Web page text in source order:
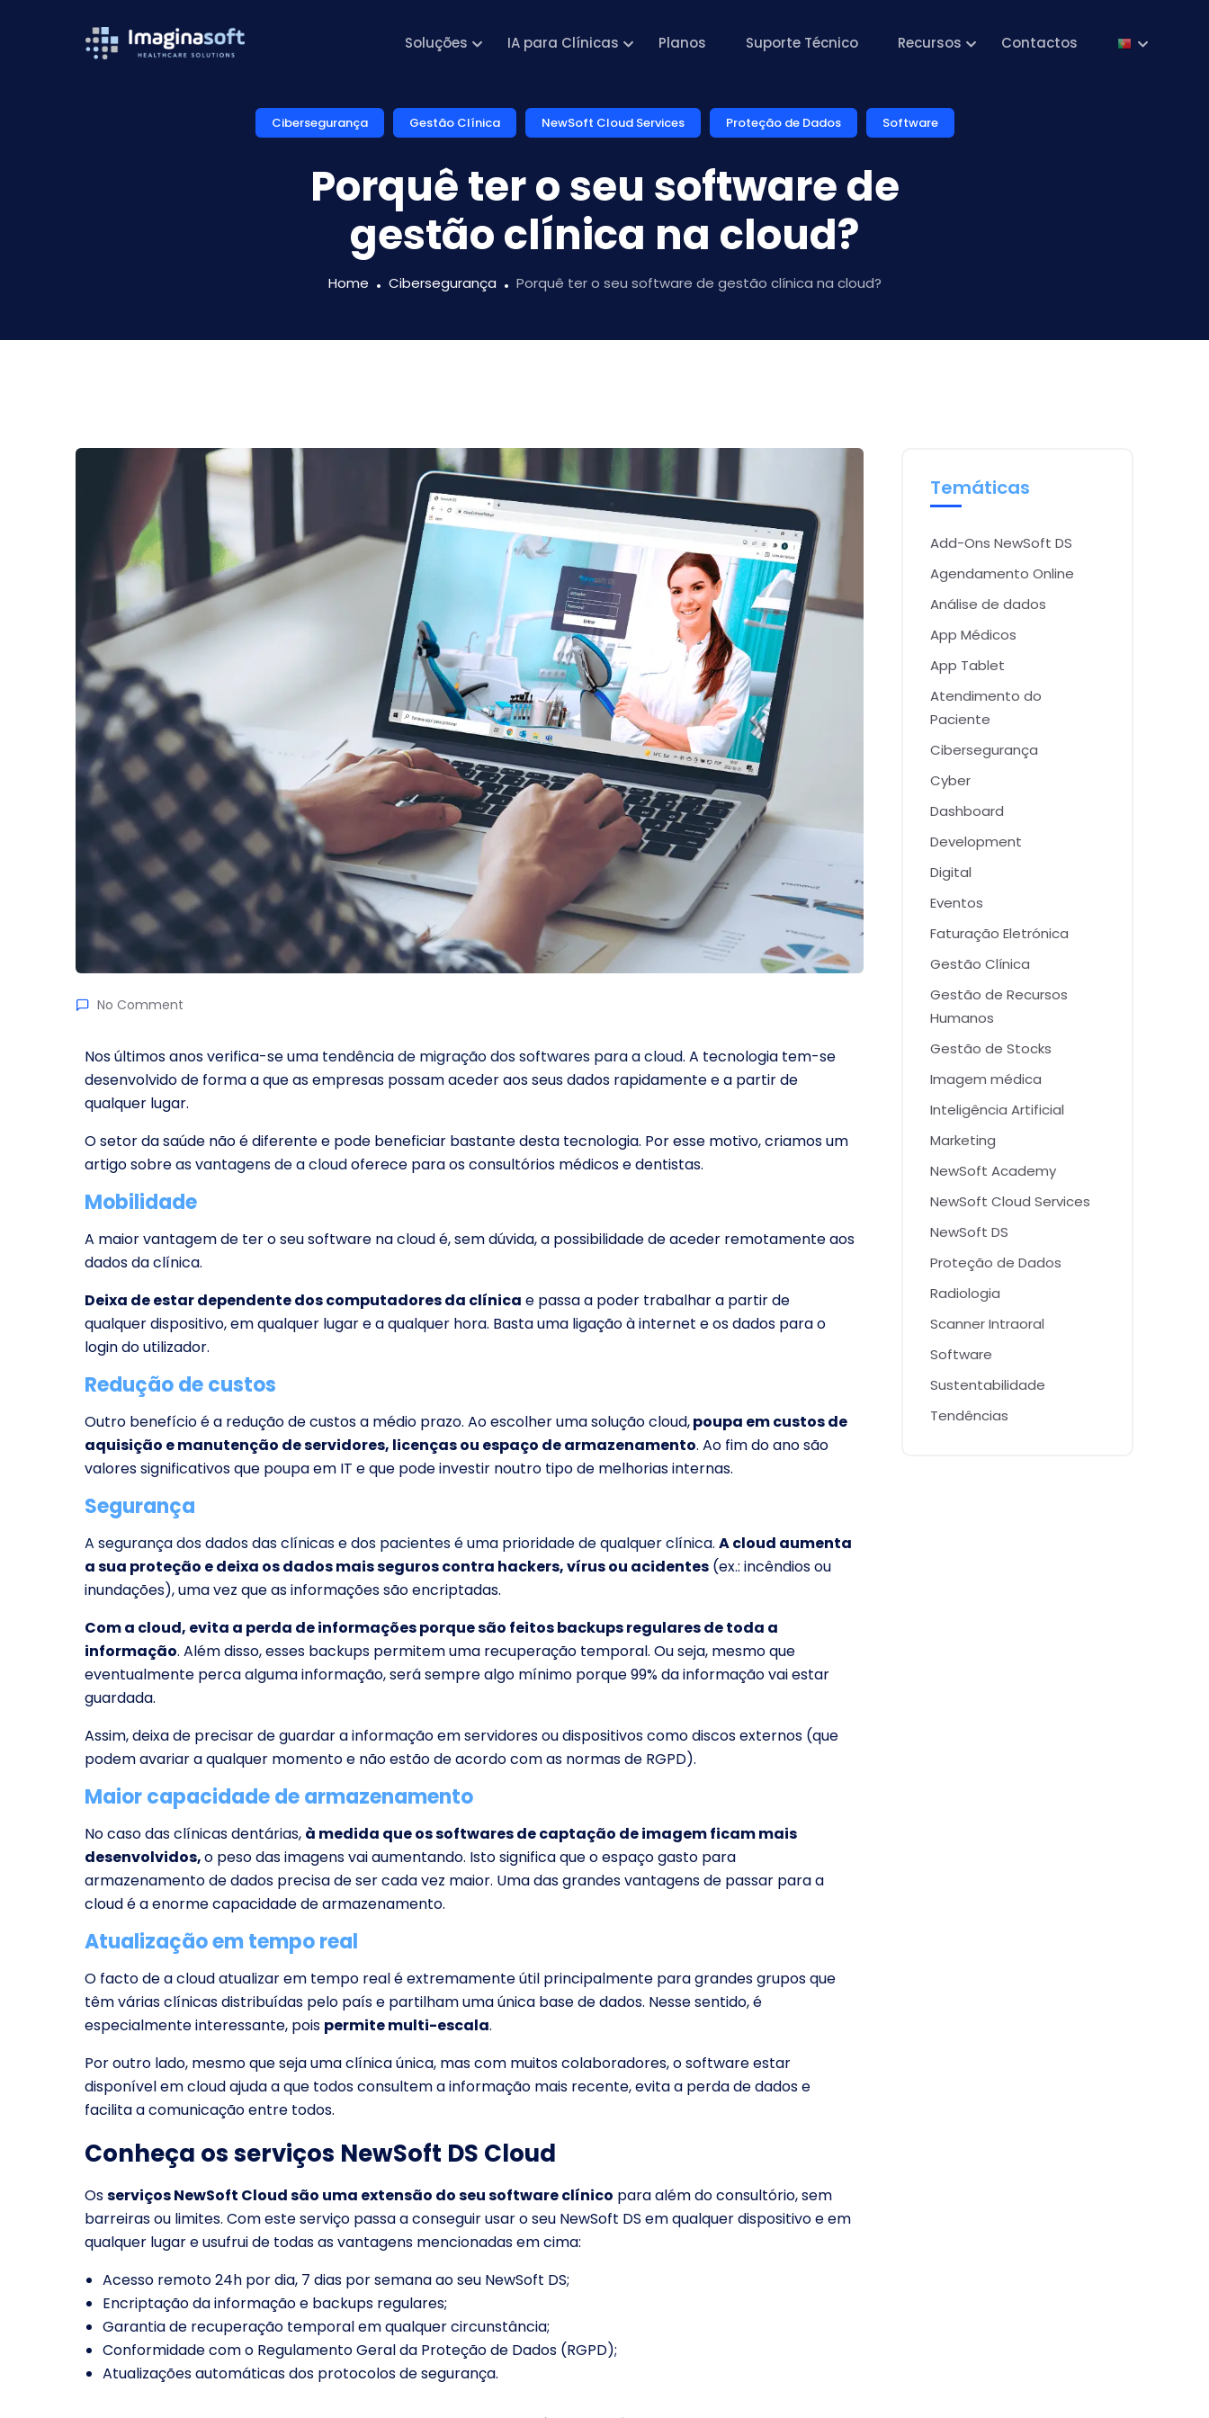
Soluções IA para Clínicas Planos Suporte Técnico Recursos Contactos
Cibersegurança Gestão Clínica NewSoft Cloud Services Proteção de Dados Software
Porquê ter o seu software de
gestão clínica na cloud?
Home Cibersegurança Porquê ter o seu software de gestão clínica na cloud?
No Comment
Nos últimos anos verifica-se uma tendência de migração dos softwares para a cloud. A tecnologia tem-se
desenvolvido de forma a que as empresas possam aceder aos seus dados rapidamente e a partir de
qualquer lugar.
O setor da saúde não é diferente e pode beneficiar bastante desta tecnologia. Por esse motivo, criamos um
artigo sobreas vantagens de a cloudoferece para os consultórios médicos e dentistas.
Mobilidade
A maior vantagem de ter o seu software na cloud é, sem dúvida, a possibilidade de aceder remotamente aos
dados da clínica.
Deixa de estar dependente dos computadores da clínica e passa a poder trabalhar a partir de
qualquer dispositivo, em qualquer lugar e a qualquer hora. Basta uma ligação à internet e os dados para o
login do utilizador.
Redução de custos
Outro benefício é a redução de custos a médio prazo. Ao escolher uma solução cloud,poupa em custos de
aquisição e manutenção de servidores, licenças ou espaço de armazenamento. Ao fim do ano são
valores significativos que poupa em IT e que pode investir noutro tipo de melhorias internas.
Segurança
A segurança dos dados das clínicas e dos pacientes é uma prioridade de qualquer clínica. A cloud aumenta
a sua proteção e deixa os dados mais seguros contra hackers, vírus ou acidentes (ex.: incêndios ou
inundações), uma vez que as informações são encriptadas.
Com a cloud, evita a perda de informações porque são feitos backups regulares de toda a
informação. Além disso, esses backups permitem uma recuperação temporal. Ou seja, mesmo que
eventualmente perca alguma informação, será sempre algo mínimo porque 99% da informação vai estar
guardada.
Assim, deixa de precisar de guardar a informação em servidores ou dispositivos como discos externos (que
podem avariar a qualquer momento e não estão de acordo com as normas de RGPD).
Maior capacidade de armazenamento
No caso das clínicas dentárias, à medida que os softwares de captação de imagem ficam mais
desenvolvidos,o peso das imagens vai aumentando. Isto significa que o espaço gasto para
armazenamento de dados precisa de ser cada vez maior. Uma das grandes vantagens de passar para a
cloud é a enorme capacidade de armazenamento.
Atualização em tempo real
O facto de a cloud atualizar em tempo real é extremamente útil principalmente para grandes grupos que
têm várias clínicas distribuídas pelo país e partilham uma única base de dados. Nesse sentido, é
especialmente interessante, pois permite multi-escala.
Por outro lado, mesmo que seja uma clínica única, mas com muitos colaboradores, o software estar
disponível em cloud ajuda a que todos consultem a informação mais recente, evita a perda de dados e
facilita a comunicação entre todos.
Conheça os serviços NewSoft DS Cloud
Osserviços NewSoft Cloud são uma extensão do seu software clínico para além do consultório, sem
barreiras ou limites. Com este serviço passa a conseguir usar o seu NewSoft DS em qualquer dispositivo e em
qualquer lugar e usufrui de todas as vantagens mencionadas em cima:
Acesso remoto 24h por dia, 7 dias por semana ao seu NewSoft DS;
Encriptação da informação e backups regulares;
Garantia de recuperação temporal em qualquer circunstância;
Conformidade com o Regulamento Geral da Proteção de Dados (RGPD);
Atualizações automáticas dos protocolos de segurança.
Temáticas
Add-Ons NewSoft DS
Agendamento Online
Análise de dados
App Médicos
App Tablet
Atendimento do
Paciente
Cibersegurança
Cyber
Dashboard
Development
Digital
Eventos
Faturação Eletrónica
Gestão Clínica
Gestão de Recursos
Humanos
Gestão de Stocks
Imagem médica
Inteligência Artificial
Marketing
NewSoft Academy
NewSoft Cloud Services
NewSoft DS
Proteção de Dados
Radiologia
Scanner Intraoral
Software
Sustentabilidade
Tendências